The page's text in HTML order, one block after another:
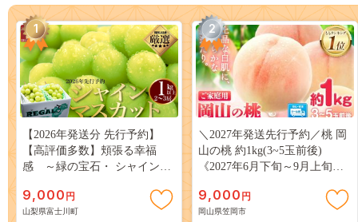
1
【2026年発送分 先行予約】
【高評価多数】頬張る幸福
感 ～緑の宝石・ シャインマ
３房） フルーツ 山梨県産 果
物 くだもの シャイン マスカ
9,000 円
山梨県富士川町
2
＼2027年発送先行予約／桃 岡
山の桃 約1kg(3~5玉前後)
《2027年6月下旬～9月上旬頃
岡山 はくとう スイーツ フル
ーツ 果物 デザート 旬 モモ も
9,000 円
岡山県笠岡市